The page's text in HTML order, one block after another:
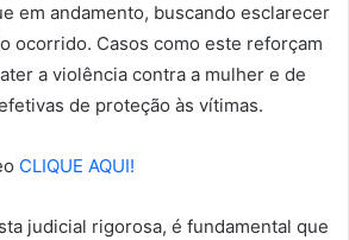
em andamento, buscando esclarecer
ocorrido. Casos como este reforçam
a violência contra a mulher e de
de proteção às vítimas.
CLIQUE AQUI!
judicial rigorosa, é fundamental que